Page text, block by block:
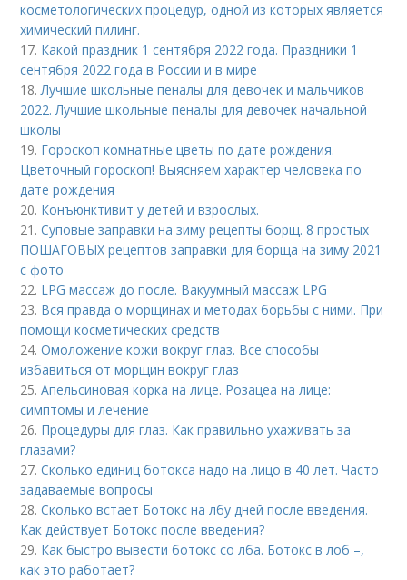
косметологических процедур, одной из которых является
химический пилинг.
17. Какой праздник 1 сентября 2022 года. Праздники 1
сентября 2022 года в России и в мире
18.Лучшие школьные пеналы для девочек и мальчиков
2022. Лучшие школьные пеналы для девочек начальной
школы
19. Гороскоп комнатные цветы по дате рождения.
Цветочный гороскоп! Выясняем характер человека по
дате рождения
20. Конъюнктивит у детей и взрослых.
21.Суповые заправки на зиму рецепты борщ. 8 простых
ПОШАГОВЫХ рецептов заправки для борща на зиму 2021
с фото
22. LPG массаж до после. Вакуумный массаж LPG
23. Вся правда о морщинах и методах борьбы с ними. При
помощи косметических средств
24.Омоложение кожи вокруг глаз. Все способы
избавиться от морщин вокруг глаз
25.Апельсиновая корка на лице. Розацеа на лице:
симптомы и лечение
26. Процедуры для глаз. Как правильно ухаживать за
глазами?
27.Сколько единиц ботокса надо на лицо в 40 лет. Часто
задаваемые вопросы
28.Сколько встает Ботокс на лбу дней после введения.
Как действует Ботокс после введения?
29. Как быстро вывести ботокс со лба. Ботокс в лоб –,
как это работает?